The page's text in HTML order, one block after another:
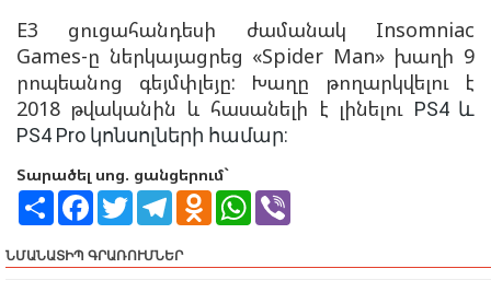
E3 ցուցահանդեսի ժամանակ Insomniac
Games-ը ներկայացրեց «Spider Man» խաղի 9
րոպեանոց գեյմփլեյը: Խաղը թողարկվելու է
2018 թվականին և հասանելի է լինելու PS4 և
PS4 Pro կոնսոլների համար:
Տարածել սոց. ցանցերում`
S
r
e
F
e
b
T
w
t
t
T
e
g
O
k
W
s
r
ՆՄԱՆԱՏԻՊ ԳՐԱՌՈՒՄՆԵՐ